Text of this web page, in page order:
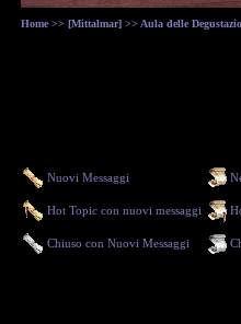
Home >> [Mittalmar] >> Aula delle
Nuovi Messaggi
Hot Topic con nuovi messaggi
Chiuso con Nuovi Messaggi